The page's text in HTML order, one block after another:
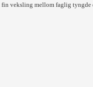
fin veksling mellom faglig